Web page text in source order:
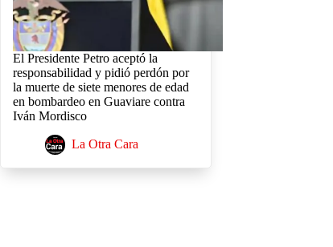
El Presidente Petro aceptó la
responsabilidad y pidió perdón por
la muerte de siete menores de edad
en bombardeo en Guaviare contra
Iván Mordisco
La Otra Cara